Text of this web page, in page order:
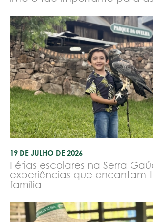
19 DE JULHO DE 2026
Férias escolares na Serra
experiências que encantam
família